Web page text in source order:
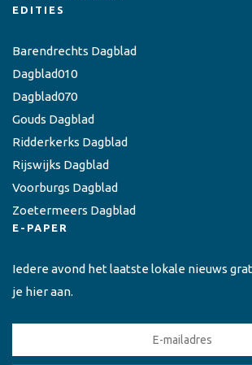
EDITIES
Barendrechts Dagblad
Dagblad010
Dagblad070
Gouds Dagblad
Ridderkerks Dagblad
Rijswijks Dagblad
Voorburgs Dagblad
Zoetermeers Dagblad
E-PAPER
Iedere avond het laatste lokale nieuws
je hier aan.